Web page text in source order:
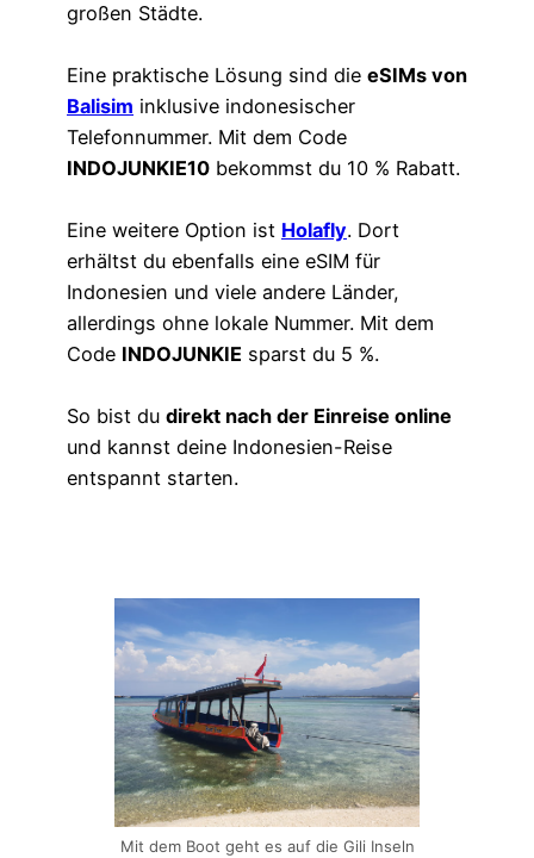
großen Städte.
Eine praktische Lösung sind die eSIMs von
Balisim inklusive indonesischer
Telefonnummer. Mit dem Code
INDOJUNKIE10 bekommst du 10 % Rabatt.
Eine weitere Option ist Holafly. Dort
erhältst du ebenfalls eine eSIM für
Indonesien und viele andere Länder,
allerdings ohne lokale Nummer. Mit dem
Code INDOJUNKIE sparst du 5 %.
So bist du direkt nach der Einreise online
und kannst deine Indonesien-Reise
entspannt starten.
Mit dem Boot geht es auf die Gili Inseln